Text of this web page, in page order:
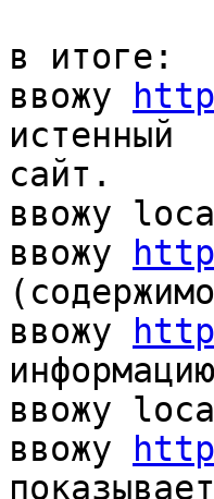
в итоге:
ввожу
истенный
сайт.
ввожу
ввожу
ввожу
ввожу
ввожу
показывает